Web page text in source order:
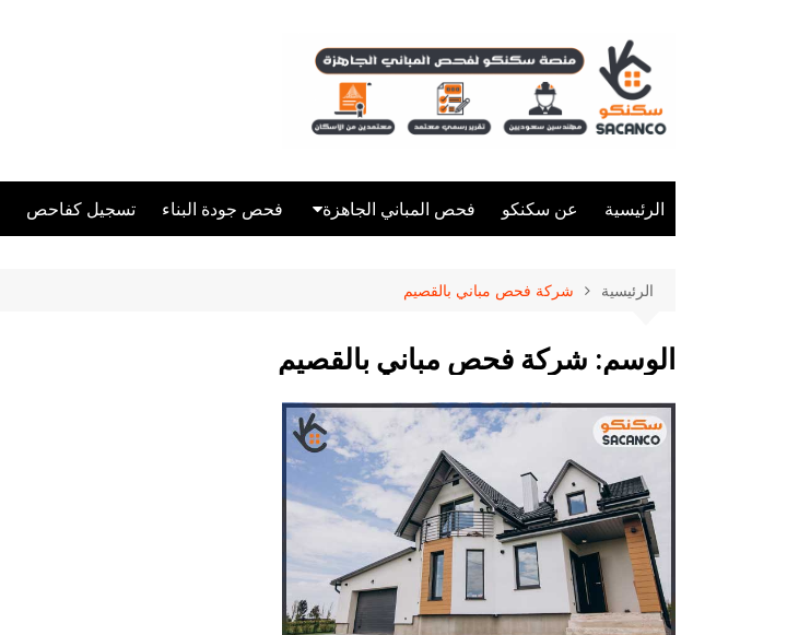
الرئيسية عن سكنكو فحص المباني الجاهزة
شركة فحص مباني
فحص جودة البناء تسجيل كفاحص
الرئيسية شركة فحص مباني بالقصيم
الوسم: شركة فحص مباني بالقصيم